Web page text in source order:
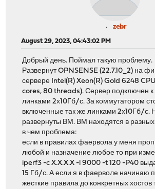
zebr
August 29, 2023, 04:43:02 PM
Добрый день. Поймал такую проблему.
Развернут OPNSENSE (22.7.10_2) на
сервере Intel(R) Xeon(R) Gold 6248
cores, 80 threads). Сервер подключен к
линками 2х10Гб/с. За коммутатором
включенные так же линками 2х10Гб/с.
развернуты ВМ. ВМ находятся в разных
в чем проблема:
если в правилах фаервола у меня
любой и назначение любое то при
iperf3 -c X.X.X.X -l 9000 -t 120 -P40
15 Гб/с. А если я в фаерволе начинаю
жесткие правила до конкретных хостов